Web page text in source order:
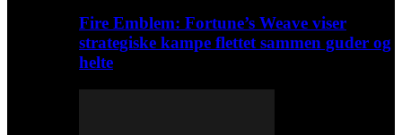
Fire Emblem: Fortune’s Weave viser
strategiske kampe flettet sammen guder og
helte